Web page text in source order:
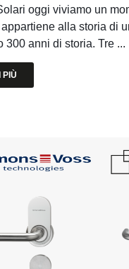
oggi viviamo un
alla storia di
300 anni di storia. Tre ...
PIÙ